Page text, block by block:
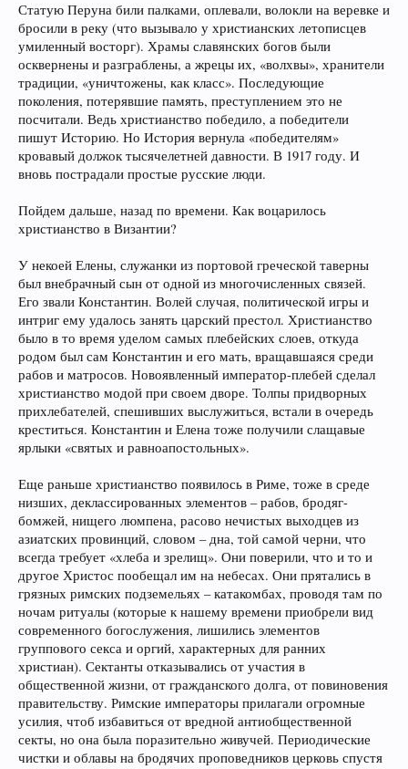
Статую Перуна били палками, оплевали, волокли на веревке и
бросили в реку (что вызывало у христианских летописцев
умиленный восторг). Храмы славянских богов были
осквернены и разграблены, а жрецы их, «волхвы», хранители
традиции, «уничтожены, как класс». Последующие
поколения, потерявшие память, преступлением это не
посчитали. Ведь христианство победило, а победители
пишут Историю. Но История вернула «победителям»
кровавый должок тысячелетней давности. В 1917 году. И
вновь пострадали простые русские люди.
Пойдем дальше, назад по времени. Как воцарилось
христианство в Византии?
У некоей Елены, служанки из портовой греческой таверны
был внебрачный сын от одной из многочисленных связей.
Его звали Константин. Волей случая, политической игры и
интриг ему удалось занять царский престол. Христианство
было в то время уделом самых плебейских слоев, откуда
родом был сам Константин и его мать, вращавшаяся среди
рабов и матросов. Новоявленный император-плебей сделал
христианство модой при своем дворе. Толпы придворных
прихлебателей, спешивших выслужиться, встали в очередь
креститься. Константин и Елена тоже получили слащавые
ярлыки «святых и равноапостольных».
Еще раньше христианство появилось в Риме, тоже в среде
низших, деклассированных элементов – рабов, бродяг-
бомжей, нищего люмпена, расово нечистых выходцев из
азиатских провинций, словом – дна, той самой черни, что
всегда требует «хлеба и зрелищ». Они поверили, что и то и
другое Христос пообещал им на небесах. Они прятались в
грязных римских подземельях – катакомбах, проводя там по
ночам ритуалы (которые к нашему времени приобрели вид
современного богослужения, лишились элементов
группового секса и оргий, характерных для ранних
христиан). Сектанты отказывались от участия в
общественной жизни, от гражданского долга, от повиновения
правительству. Римские императоры прилагали огромные
усилия, чтоб избавиться от вредной антиобщественной
секты, но она была поразительно живучей. Периодические
чистки и облавы на бродячих проповедников церковь спустя